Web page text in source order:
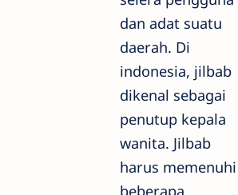
dan adat suatu
daerah. Di
indonesia, jilbab
dikenal sebagai
penutup kepala
wanita. Jilbab
harus memenuhi
beberapa